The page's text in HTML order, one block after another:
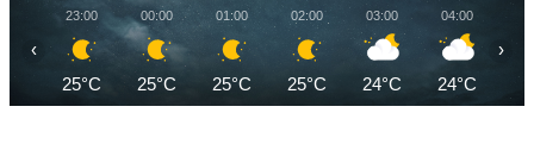
23:00
25°C
00:00
25°C
01:00
25°C
02:00
25°C
03:00
24°C
04:00
24°C
‹ ›